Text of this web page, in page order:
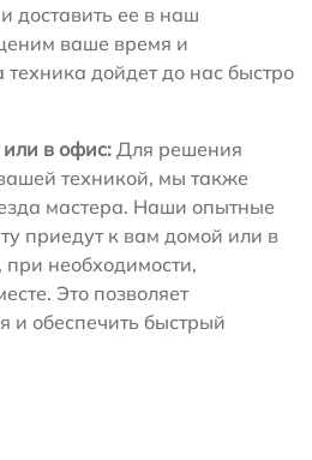
доставить ее в наш
ваше время и
дойдет до нас быстро
в офис: Для решения
техникой, мы также
мастера. Наши опытные
приедут к вам домой или в
необходимости,
Это позволяет
и обеспечить быстрый